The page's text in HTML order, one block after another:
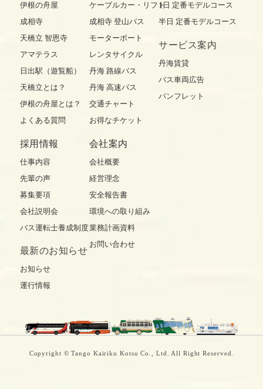
伊根の舟屋
成相寺
天橋立 智恩寺
アマテラス
日出駅（遊覧船）
天橋立とは？
伊根の舟屋とは？
よくある質問
ケーブルカー・リフト
成相寺 登山バス
モーターボート
レンタサイクル
丹海 路線バス
丹海 高速バス
交通チャート
お得なチケット
1日 定番モデルコース
半日 定番モデルコース
サービス案内
丹海賃貸
バス車両広告
パンフレット
採用情報
仕事内容
先輩の声
募集要項
会社説明会
バス運転士養成制度
最新のお知らせ
お知らせ
運行情報
会社案内
会社概要
経営理念
安全報告書
環境への取り組み
業務計画資料
お問い合わせ
Copyright © Tango Kairiku Kotsu Co., Ltd. All Right Reserved.